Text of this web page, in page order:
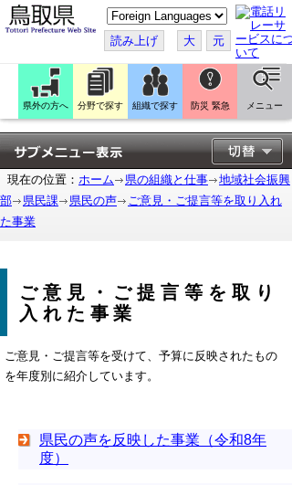
こ
の
ペ
ー
ジ
翻
訳
す
る
読み上げ 大 元
県外の方へ 分野で探す 組織で探す 防災 緊急 メニュー
現在の位置： ホーム 県の組織と仕事
地域社会振興
部
県民課 県民の声
ご意見・ご提言等を取り入れ
た事業
ご意見・ご提言等を取り
入れた事業
ご意見・ご提言等を受けて、予算に反映されたもの
を年度別に紹介しています。
県民の声を反映した事業（令和8年
度）